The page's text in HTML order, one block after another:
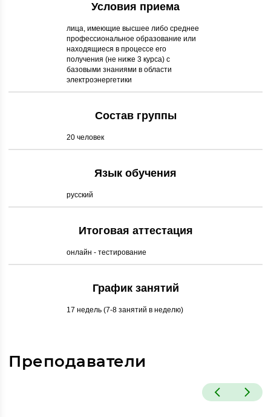
Условия приема
лица, имеющие высшее либо среднее
профессиональное образование или
находящиеся в процессе его
получения (не ниже 3 курса) с
базовыми знаниями в области
электроэнергетики
Состав группы
20 человек
Язык обучения
русский
Итоговая аттестация
онлайн - тестирование
График занятий
17 недель (7-8 занятий в неделю)
Преподаватели